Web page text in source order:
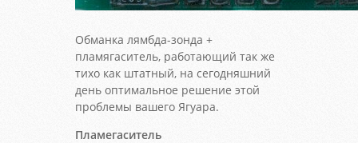
Обманка лямбда-зонда +
пламягаситель, работающий так же
тихо как штатный, на сегодняшний
день оптимальное решение этой
проблемы вашего Ягуара.
Пламегаситель